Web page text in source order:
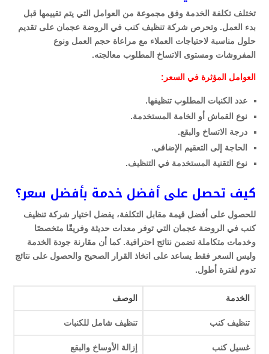
تختلف تكلفة الخدمة وفق مجموعة من العوامل التي يتم تقييمها قبل
بدء العمل. وتحرص شركة تنظيف كنب في الروضة عجمان على تقديم
حلول مناسبة لاحتياجات العملاء مع مراعاة حجم العمل ونوع
المفروشات ومستوى الاتساخ المطلوب معالجته.
العوامل المؤثرة في السعر:
عدد الكنبات المطلوب تنظيفها.
نوع القماش أو الخامة المستخدمة.
درجة الاتساخ والبقع.
الحاجة إلى التعقيم الإضافي.
نوع التقنية المستخدمة في التنظيف.
كيف تحصل على أفضل خدمة بأفضل سعر؟
للحصول على أفضل قيمة مقابل التكلفة، يفضل اختيار شركة تنظيف
كنب في الروضة عجمان التي توفر معدات حديثة وفريقًا متخصصًا
وخدمات متكاملة تضمن نتائج احترافية. كما أن مقارنة جودة الخدمة
وليس السعر فقط يساعد على اتخاذ القرار الصحيح والحصول على نتائج
تدوم لفترة أطول.
الخدمة الوصف
تنظيف كنب تنظيف شامل للكنبات
غسيل كنب إزالة الأوساخ والبقع